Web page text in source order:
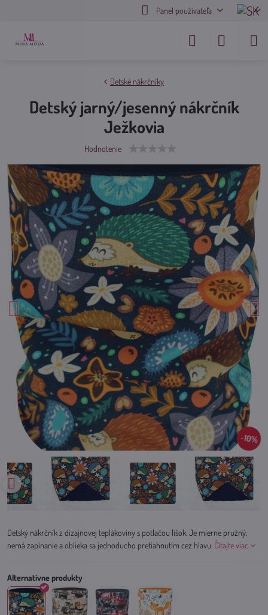
Panel používateľa
10%
Detské nákrčníky
Detský jarný/jesenný nákrčník
Ježkovia
Hodnotenie
Detský nákrčník z dizajnovej teplákoviny s potlačou líšok. Je mierne pružný,
nemá zapínanie a oblieka sa jednoducho pretiahnutím cez hlavu. Čítajte viac